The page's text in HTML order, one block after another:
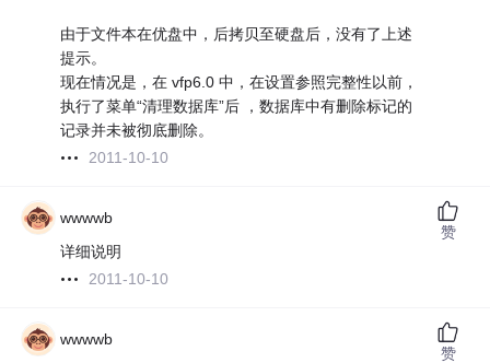
由于文件本在优盘中，后拷贝至硬盘后，没有了上述
提示。
现在情况是，在 vfp6.0 中，在设置参照完整性以前，
执行了菜单“清理数据库”后 ，数据库中有删除标记的
记录并未被彻底删除。
2011-10-10
wwwwb
详细说明
2011-10-10
赞
wwwwb
赞